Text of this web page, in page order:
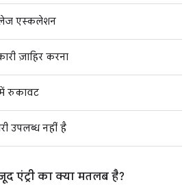
एस्कलेशन
ज़ाहिर करना
रुकावट
उपलब्ध नहीं है
एंट्री का क्या मतलब है?